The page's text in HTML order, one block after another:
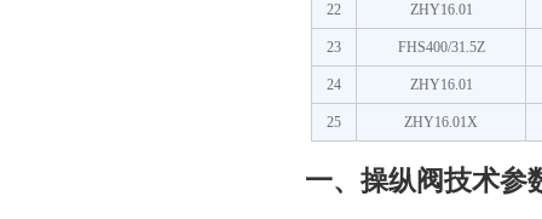
22 ZHY16.01
23 FHS400/31.5Z
24 ZHY16.01
25 ZHY16.01X
一、操纵阀技术参